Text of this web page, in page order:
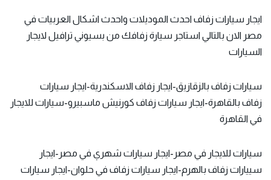
ايجار سيارات زفاف احدث الموديلات واحدث اشكال العربيات في
مصر الان بالتالي استاجر سيارة زفافك من بسيوني ترافيل لايجار
السيارات
سيارات زفاف بالزقازيق-ايجار زفاف الاسكندرية-ايجار سيارات
زفاف بالقاهرة-ايجار سيارات زفاف كورنيش ماسبيرو-سيارات للايجار
في القاهرة
سيارات للايجار في مصر-ايجار سيارات شهري في مصر-ايجار
سييارات زفاف بالهرم-ايجار سيارات زفاف في حلوان-ايجار سيارات